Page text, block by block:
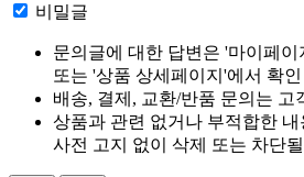
비밀글
문의글에 대한 답변은 '마이페
또는 '상품 상세페이지'에서 확
배송, 결제, 교환/반품 문의는 고
상품과 관련 없거나 부적합한
사전 고지 없이 삭제 또는 차단